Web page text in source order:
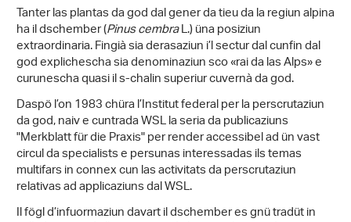
Tanter las plantas da god dal gener da tieu da la regiun alpina
ha il dschember (Pinus cembraL.) üna posiziun
extraordinaria. Fingià sia derasaziun i’l sectur dal cunfin dal
god explichescha sia denominaziun sco «rai da las Alps» e
curunescha quasi il s-chalin superiur cuvernà da god.
Daspö l’on 1983 chüra l’Institut federal per la perscrutaziun
da god, naiv e cuntrada WSL la seria da publicaziuns
"Merkblatt für die Praxis" per render accessibel ad ün vast
circul da specialists e persunas interessadas ils temas
multifars in connex cun las activitats da perscrutaziun
relativas ad applicaziuns dal WSL.
Il fögl d’infuormaziun davart il dschember es gnü tradüt in